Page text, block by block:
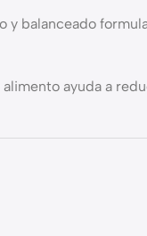
y balanceado
ayuda a